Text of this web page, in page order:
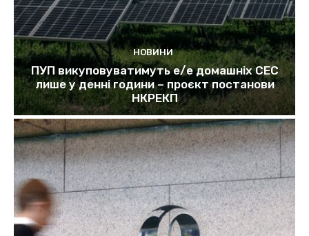
НОВИНИ
ПУП викуповуватимуть е/е домашніх СЕС
лише у денні години – проєкт постанови
НКРЕКП